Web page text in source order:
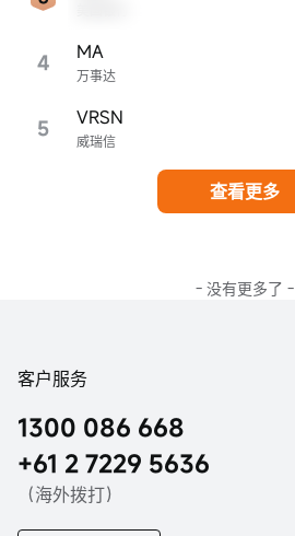
4 万事达
MA
5 威瑞信
VRSN
查看更多
- 没有更多了 -
客户服务
1300 086 668
+61 2 7229 5636
（海外拨打）